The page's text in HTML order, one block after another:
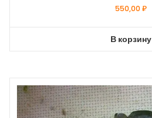
550,00₽
В корзину